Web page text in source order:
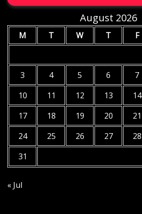
August 2026
M T W T F
3
4 5 6 7
10
11 12 13 14
17
18 19 20 21
24
25 26 27 28
31
« Jul